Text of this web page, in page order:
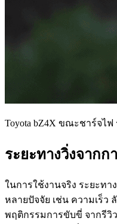
Toyota bZ4X ขณะชาร์จไ
ระยะทางวิ่งจากก
ในการใช้งานจริง ระยะท
หลายปัจจัย เช่น ความเร็
พฤติกรรมการขับขี่ จากรีวิ